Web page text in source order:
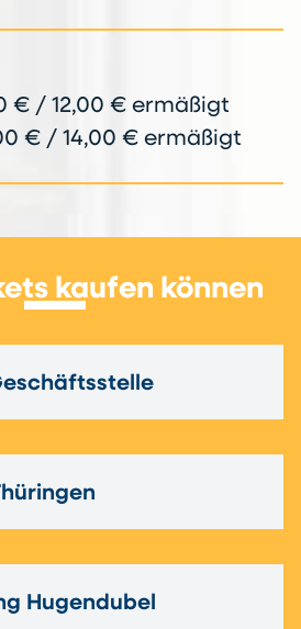
€ / 12,00 € ermäßigt
€ / 14,00 € ermäßigt
kaufen können
Hugendubel